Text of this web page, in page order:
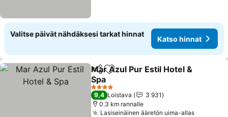
Valitse päivät nähdäksesi tarkat hinnat
Katso hinnat
Jaa Lisää suosikkeihin
Mar Azul Pur Estil Hotel &
Spa
4 Tähtiluokitus
9,4 Loistava
3 931
0.3 km rannalle
Lasiseinäinen ääretön uima-allas